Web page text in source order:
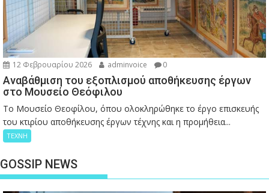
12 Φεβρουαρίου 2026 adminvoice 0
Αναβάθμιση του εξοπλισμού αποθήκευσης έργων
στο Μουσείο Θεόφιλου
Το Μουσείο Θεοφίλου, όπου ολοκληρώθηκε το έργο επισκευής
του κτιρίου αποθήκευσης έργων τέχνης και η προμήθεια...
ΤΕΧΝΗ
GOSSIP NEWS